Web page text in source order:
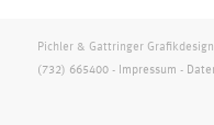
Pichler & Gattringer Grafikdesign
(732) 665400- Impressum -